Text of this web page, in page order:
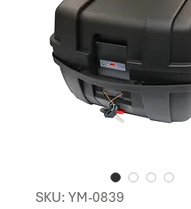
SKU: YM-0839